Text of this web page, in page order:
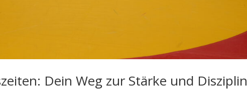
Dein Weg zur Stärke und Disziplin